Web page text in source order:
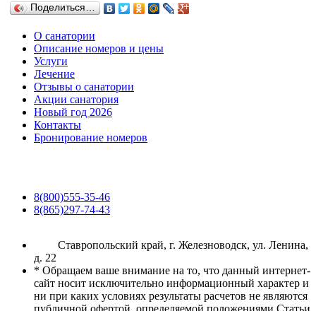
Поделиться…
О санатории
Описание номеров и цены
Услуги
Лечение
Отзывы о санатории
Акции санатория
Новый год 2026
Контакты
Бронирование номеров
8(800)555-35-46
8(865)297-74-43
Ставропольский край, г. Железноводск, ул. Ленина,
д. 22
* Обращаем ваше внимание на то, что данный интернет-
сайт носит исключительно информационный характер и
ни при каких условиях результаты расчетов не являются